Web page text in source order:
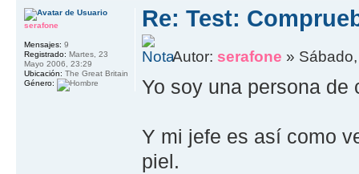
Re: Test:
Autor: serafone »
Yo soy una persona de
Y mi jefe es así como
piel.
serafone
Mensajes: 9
Registrado: Martes, 23
Mayo 2006, 23:29
Ubicación: The Great Britain
Género: